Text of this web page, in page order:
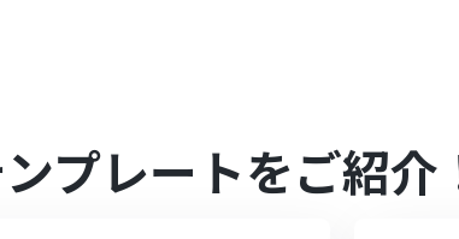
プレートをご紹介